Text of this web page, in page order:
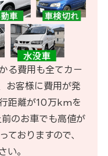
る費用も全てカー
お客様に費用が発
距離が10万kmを
のお車でも高値が
ておりますので、
い。